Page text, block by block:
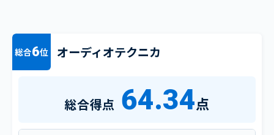
総合6位 オーディオテクニカ
総合得点 64.34点